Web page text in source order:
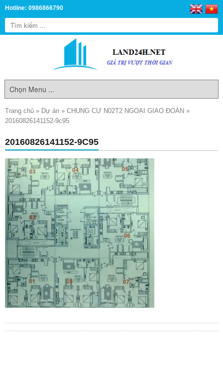
Hotline: 0986866790
Trang chủ » Dự án » CHUNG CƯ N02T2 NGOẠI GIAO ĐOÀN »
20160826141152-9c95
20160826141152-9C95